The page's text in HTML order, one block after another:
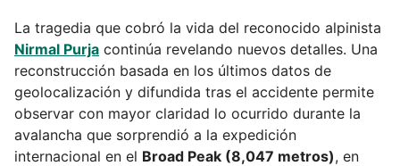
La tragedia que cobró la vida del reconocido alpinista
Nirmal Purja continúa revelando nuevos detalles. Una
reconstrucción basada en los últimos datos de
geolocalización y difundida tras el accidente permite
observar con mayor claridad lo ocurrido durante la
avalancha que sorprendió a la expedición
internacional en el Broad Peak (8,047 metros), en